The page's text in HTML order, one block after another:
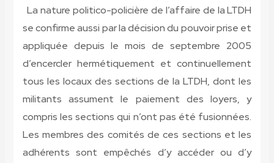
La nature politico-policière de l’affaire de la LTDH
se confirme aussi par la décision du pouvoir prise et
appliquée depuis le mois de septembre 2005
d’encercler hermétiquement et continuellement
tous les locaux des sections de la LTDH, dont les
militants assument le paiement des loyers, y
compris les sections qui n’ont pas été fusionnées.
Les membres des comités de ces sections et les
adhérents sont empêchés d’y accéder ou d’y